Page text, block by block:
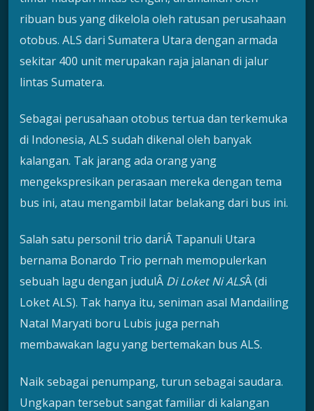
ribuan bus yang dikelola oleh ratusan perusahaan
otobus. ALS dari Sumatera Utara dengan armada
sekitar 400 unit merupakan raja jalanan di jalur
lintas Sumatera.
Sebagai perusahaan otobus tertua dan terkemuka
di Indonesia, ALS sudah dikenal oleh banyak
kalangan. Tak jarang ada orang yang
mengekspresikan perasaan mereka dengan tema
bus ini, atau mengambil latar belakang dari bus ini.
Salah satu personil trio dariÂ Tapanuli Utara
bernama Bonardo Trio pernah memopulerkan
sebuah lagu dengan judulÂ Di Loket Ni ALSÂ (di
Loket ALS). Tak hanya itu, seniman asal Mandailing
Natal Maryati boru Lubis juga pernah
membawakan lagu yang bertemakan bus ALS.
Naik sebagai penumpang, turun sebagai saudara.
Ungkapan tersebut sangat familiar di kalangan